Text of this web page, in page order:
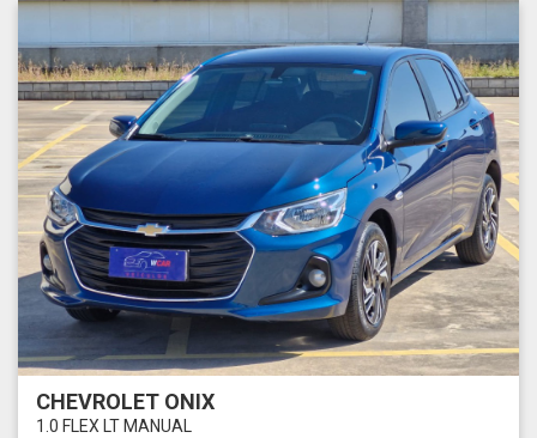
CHEVROLET ONIX
1.0 FLEX LT MANUAL